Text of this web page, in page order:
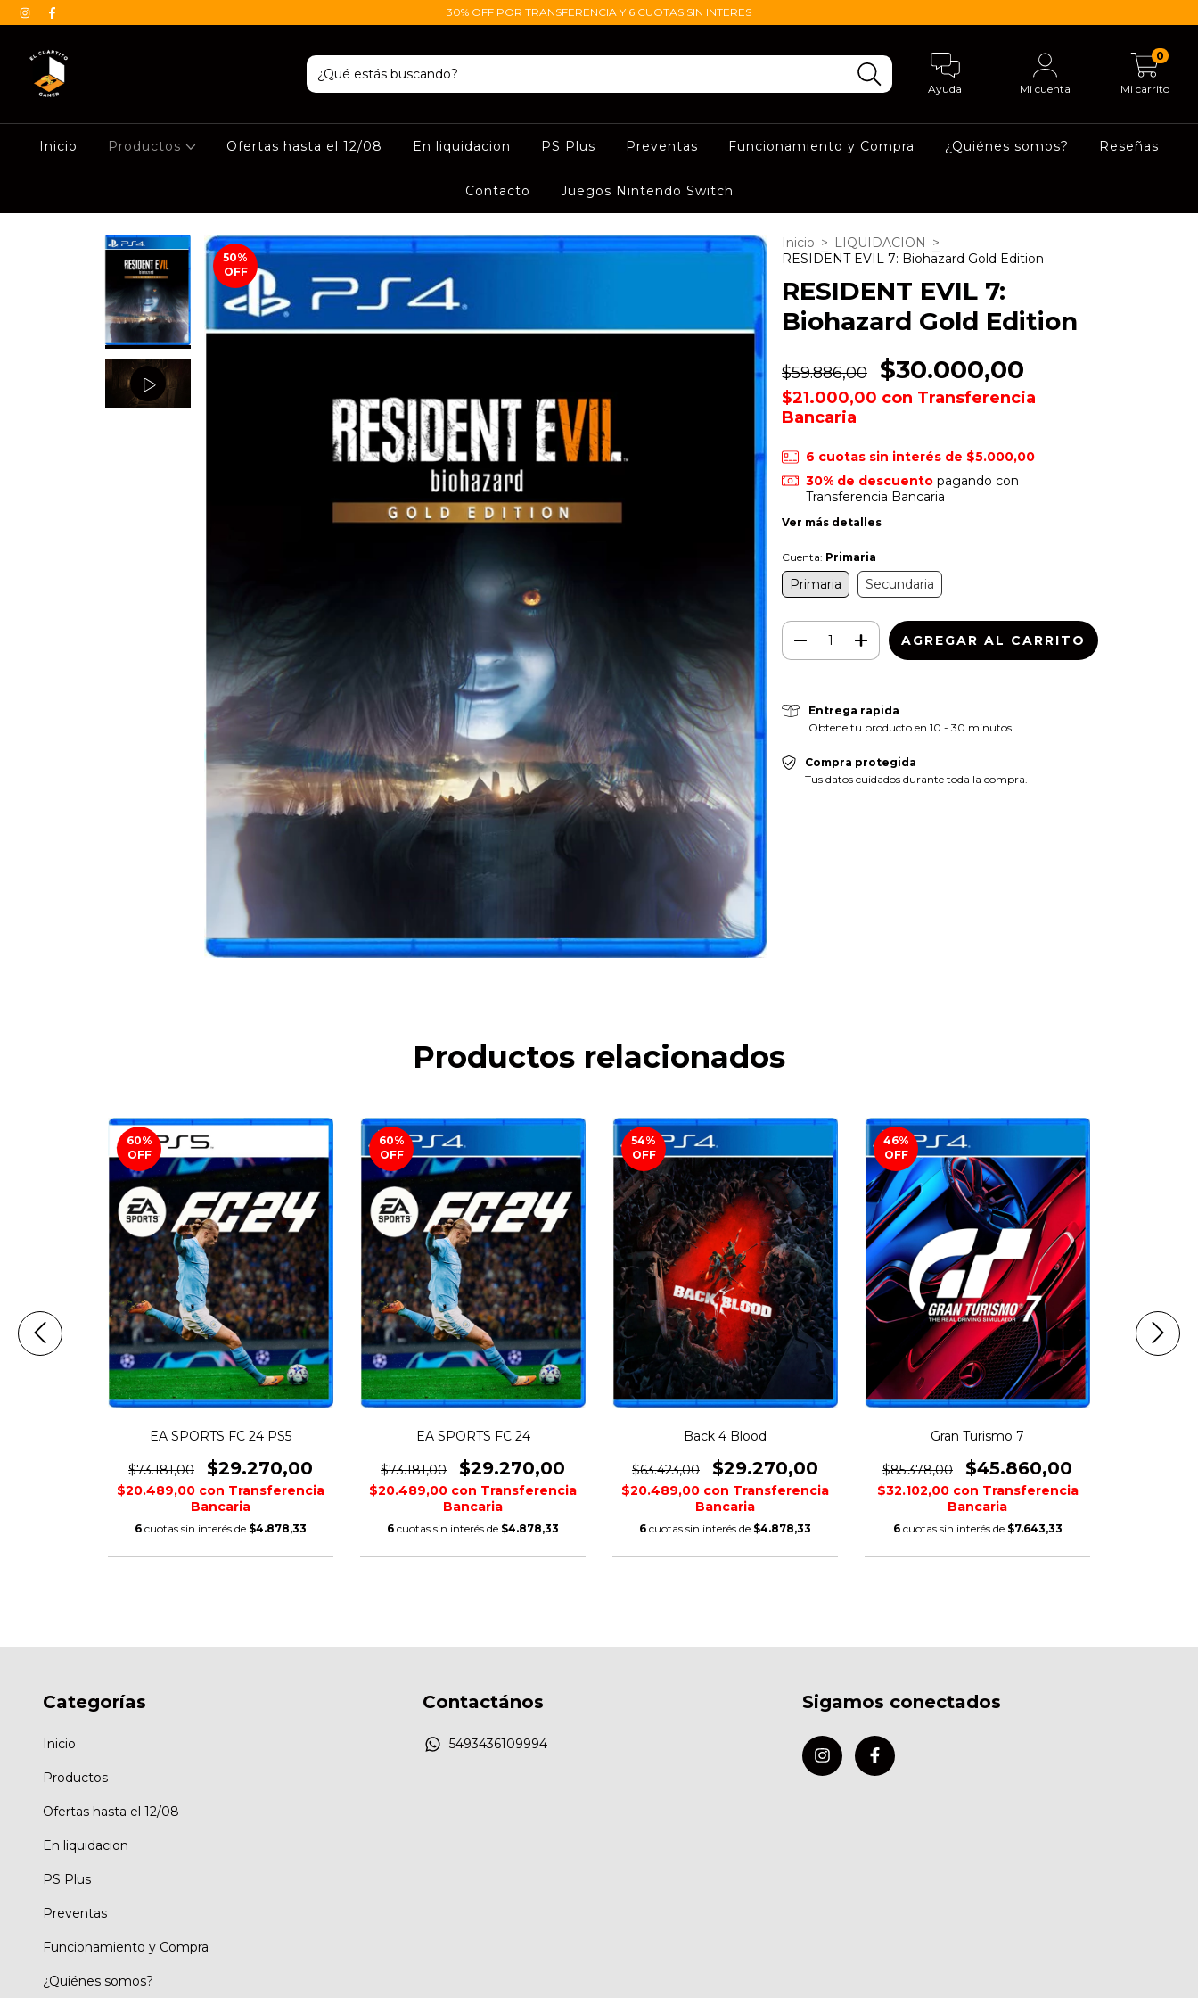
30% OFF POR TRANSFERENCIA Y 6 CUOTAS SIN INTERES
Ayuda Mi cuenta Mi carrito
0
Inicio Productos Ofertas hasta el 12/08 En liquidacion PS Plus Preventas Funcionamiento y Compra ¿Quiénes somos? Reseñas
Contacto Juegos Nintendo Switch
50%
OFF
Inicio > LIQUIDACION >
RESIDENT EVIL 7: Biohazard Gold Edition
RESIDENT EVIL 7:
Biohazard Gold Edition
$59.886,00 $30.000,00
$21.000,00 con Transferencia
Bancaria
6 cuotas sin interés de $5.000,00
30% de descuentopagando con
Transferencia Bancaria
Ver más detalles
Cuenta: Primaria
Primaria Secundaria
Entrega rapida
Obtene tu producto en 10 - 30 minutos!
Compra protegida
Tus datos cuidados durante toda la compra.
Productos relacionados
60%
OFF
EA SPORTS FC 24 PS5
$73.181,00 $29.270,00
$20.489,00 con Transferencia
Bancaria
6 cuotas sin interés de $4.878,33
60%
OFF
EA SPORTS FC 24
$73.181,00 $29.270,00
$20.489,00 con Transferencia
Bancaria
6 cuotas sin interés de $4.878,33
54%
OFF
Back 4 Blood
$63.423,00 $29.270,00
$20.489,00 con Transferencia
Bancaria
6 cuotas sin interés de $4.878,33
46%
OFF
Gran Turismo 7
$85.378,00 $45.860,00
$32.102,00 con Transferencia
Bancaria
6 cuotas sin interés de $7.643,33
Categorías
Inicio
Productos
Ofertas hasta el 12/08
En liquidacion
PS Plus
Preventas
Funcionamiento y Compra
¿Quiénes somos?
Contactános
5493436109994
Sigamos conectados